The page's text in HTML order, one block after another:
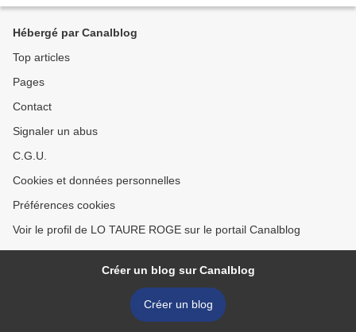
Hébergé par Canalblog
Top articles
Pages
Contact
Signaler un abus
C.G.U.
Cookies et données personnelles
Préférences cookies
Voir le profil de LO TAURE ROGE sur le portail Canalblog
Créer un blog sur Canalblog
Créer un blog